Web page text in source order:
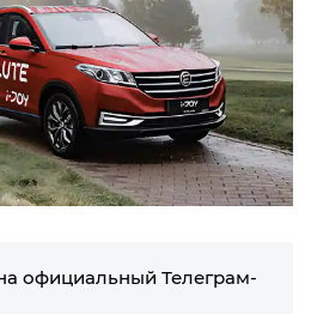
официальный Телеграм-